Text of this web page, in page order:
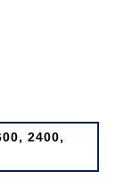
2400,